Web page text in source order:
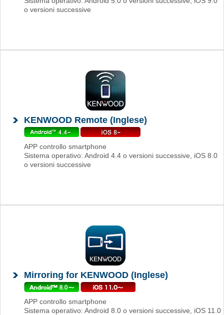
o versioni successive
KENWOOD Remote (Inglese)
APP controllo smartphone
Sistema operativo: Android 4.4 o versioni successive, iOS 8.0
o versioni successive
Mirroring for KENWOOD (Inglese)
APP controllo smartphone
Sistema operativo: Android 8.0 o versioni successive, iOS 11.0